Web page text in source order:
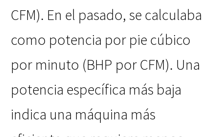
CFM). En el pasado, se calculaba
como potencia por pie cúbico
por minuto (BHP por CFM). Una
potencia específica más baja
indica una máquina más